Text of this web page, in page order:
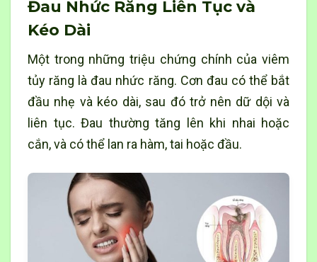
Đau Nhức Răng Liên Tục và
Kéo Dài
Một trong những triệu chứng chính của viêm
tủy răng là đau nhức răng. Cơn đau có thể bắt
đầu nhẹ và kéo dài, sau đó trở nên dữ dội và
liên tục. Đau thường tăng lên khi nhai hoặc
cắn, và có thể lan ra hàm, tai hoặc đầu.